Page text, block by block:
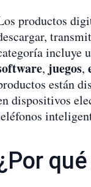
productos
incluye
, juegos,
están
dispositivos